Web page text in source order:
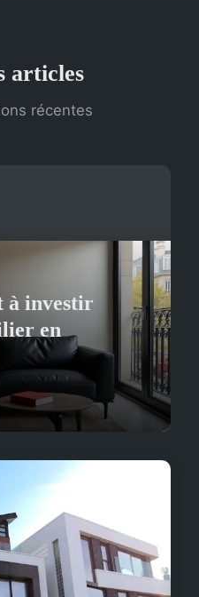
articles
récentes
à investir
en